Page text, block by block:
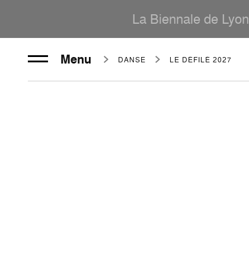
La Biennale de Lyon
Menu DANSE LE DÉFILÉ 2027